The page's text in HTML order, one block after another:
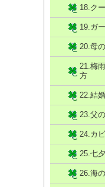
18.ク
19.ガ
20.母
21.梅
方
22.結
23.父
24.カ
25.七夕
26.海